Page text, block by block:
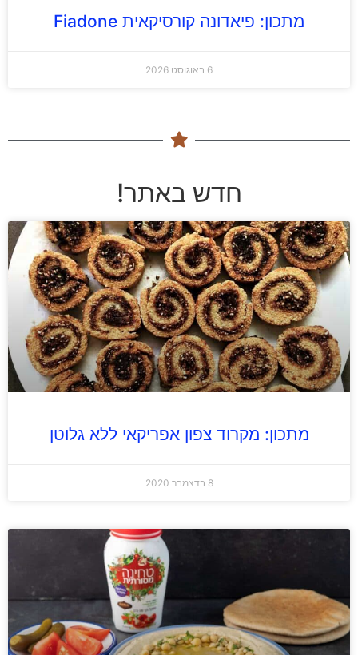
מתכון: פיאדונה קורסיקאית Fiadone
6 באוגוסט 2026
חדש באתר!
מתכון: מקרוד צפון אפריקאי ללא גלוטן
8 בדצמבר 2020